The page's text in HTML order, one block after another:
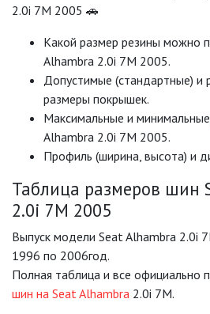
2.0i 7M 2005 🚗
Какой размер резины можно
Alhambra 2.0i 7M 2005.
Допустимые (стандартные) и
размеры покрышек.
Mаксимальные и минимальные
Alhambra 2.0i 7M 2005.
Профиль (ширина, высота) и
Таблица размеров шин
2.0i 7M 2005
Выпуск модели Seat Alhambra 2.0i
1996 по 2006год.
Полная таблица и все официально
шин на Seat Alhambra 2.0i 7M.